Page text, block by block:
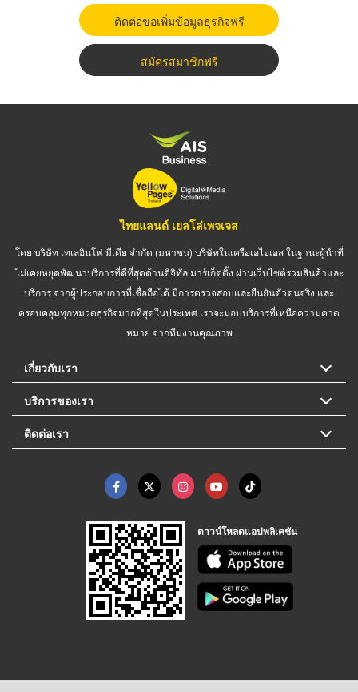
ติดต่อขอเพิ่มข้อมูลธุรกิจฟรี
สมัครสมาชิกฟรี
ไทยแลนด์ เยลโล่เพจเจส
โดย บริษัท เทเลอินโฟ มีเดีย จำกัด (มหาชน) บริษัทในเครือเอไอเอส ในฐานะผู้นำที่
ไม่เคยหยุดพัฒนาบริการที่ดีที่สุดด้านดิจิทัล มาร์เก็ตติ้ง ผ่านเว็บไซต์รวมสินค้าและ
บริการ จากผู้ประกอบการที่เชื่อถือได้ มีการตรวจสอบและยืนยันตัวตนจริง และ
ครอบคลุมทุกหมวดธุรกิจมากที่สุดในประเทศ เราจะมอบบริการที่เหนือความคาด
หมาย จากทีมงานคุณภาพ
เกี่ยวกับเรา
บริการของเรา
ติดต่อเรา
ดาวน์โหลดแอปพลิเคชัน